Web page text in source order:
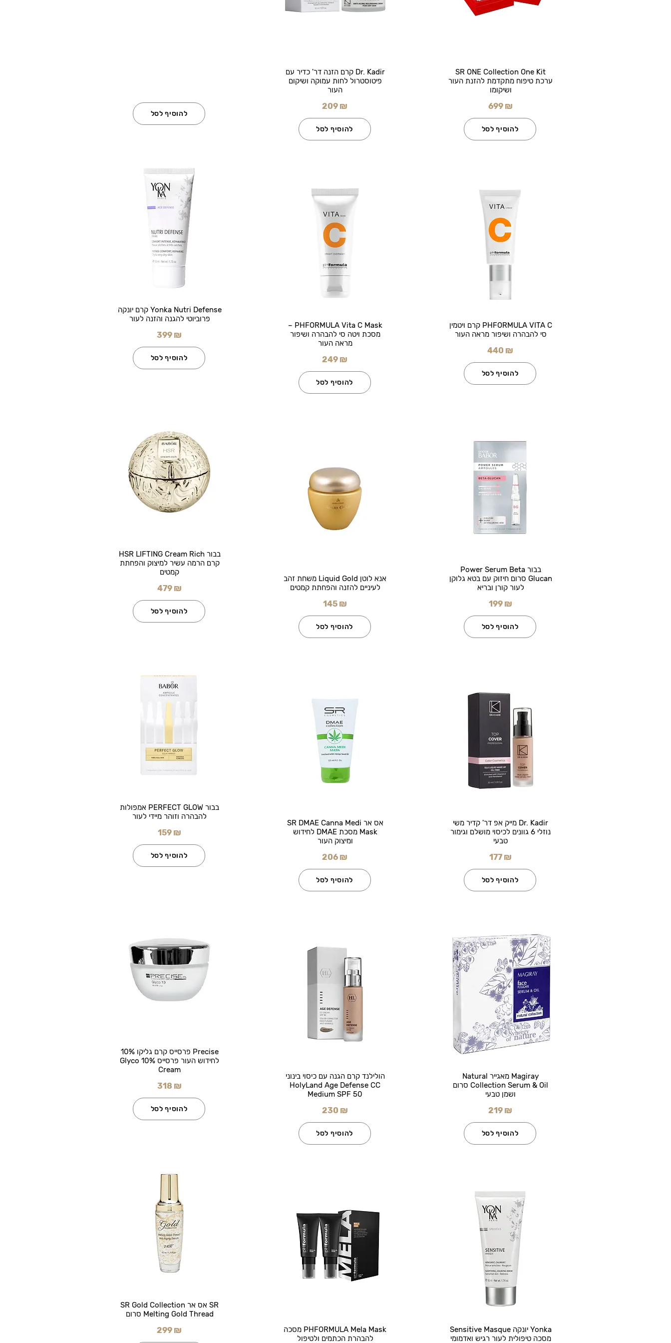
להוסיף לסל
Yonka Nutri Defense קרם יונקה
פרוביוטי להגנה והזנה לעור
399 ₪
להוסיף לסל
בבור HSR LIFTING Cream Rich
קרם הרמה עשיר למיצוק והפחתת
קמטים
479 ₪
להוסיף לסל
בבור PERFECT GLOW אמפולות
להבהרה וזוהר מיידי לעור
159 ₪
להוסיף לסל
Precise פרסייס קרם גליקו 10%
לחידוש העור פרסייס Glyco 10%
Cream
318 ₪
להוסיף לסל
SR אס אר SR Gold Collection
Melting Gold Thread סרום
299 ₪
Dr. Kadir קרם הזנה דר' כדיר עם
פיטוסטרול לחות עמוקה ושיקום
העור
209 ₪
להוסיף לסל
PHFORMULA Vita C Mask –
מסכת ויטה סי להבהרה ושיפור
מראה העור
249 ₪
להוסיף לסל
אנא לוטן Liquid Gold משחת זהב
לעיניים להזנה והפחתת קמטים
145 ₪
להוסיף לסל
אס אר SR DMAE Canna Medi
Mask מסכת DMAE לחידוש
ומיצוק העור
206 ₪
להוסיף לסל
הולילנד קרם הגנה עם כיסוי בינוני
HolyLand Age Defense CC
Medium SPF 50
230 ₪
להוסיף לסל
PHFORMULA Mela Mask מסכה
להבהרת הכתמים ולטיפול
SR ONE Collection One Kit
ערכת טיפוח מתקדמת להזנת העור
ושיקומו
699 ₪
להוסיף לסל
PHFORMULA VITA C קרם ויטמין
סי להבהרה ושיפור מראה העור
440 ₪
להוסיף לסל
בבור Power Serum Beta
Glucan סרום חיזוק עם בטא גלוקן
לעור קורן ובריא
199 ₪
להוסיף לסל
Dr. Kadir מייק אפ דר' קדיר משי
נוזלי 6 גוונים לכיסוי מושלם וגימור
טבעי
177 ₪
להוסיף לסל
Magiray מאגייר Natural
Collection Serum & Oil סרום
ושמן טבעי
219 ₪
להוסיף לסל
Yonka יונקה Sensitive Masque
מסכה טיפולית לעור רגיש ואדמומי